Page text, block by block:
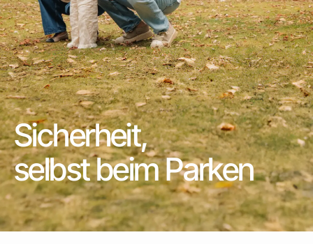
Sicherheit,
selbst beim Parken